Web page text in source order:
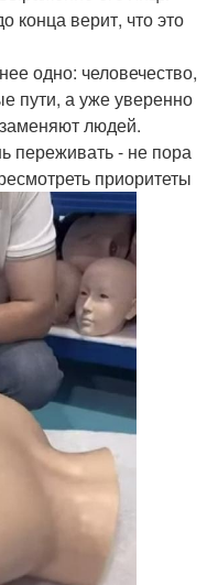
конца верит, что это
одно: человечество,
пути, а уже уверенно
людей.
переживать - не пора
приоритеты